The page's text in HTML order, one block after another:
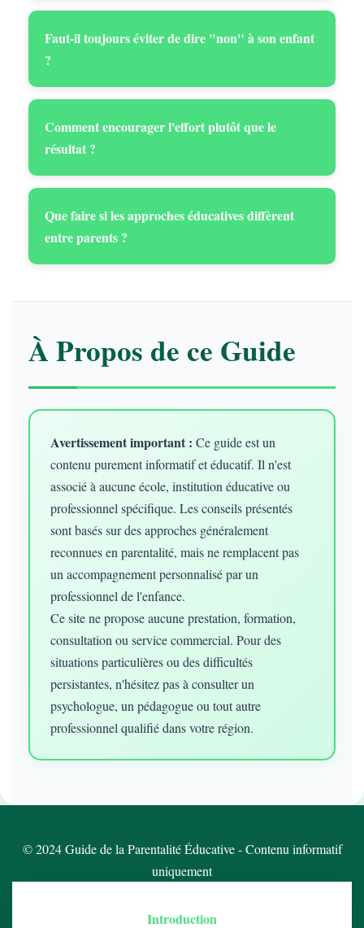
Faut-il toujours éviter de dire "non" à son enfant
?
Comment encourager l'effort plutôt que le
résultat ?
Que faire si les approches éducatives diffèrent
entre parents ?
À Propos de ce Guide
Avertissement important : Ce guide est un
contenu purement informatif et éducatif. Il n'est
associé à aucune école, institution éducative ou
professionnel spécifique. Les conseils présentés
sont basés sur des approches généralement
reconnues en parentalité, mais ne remplacent pas
un accompagnement personnalisé par un
professionnel de l'enfance.
Ce site ne propose aucune prestation, formation,
consultation ou service commercial. Pour des
situations particulières ou des difficultés
persistantes, n'hésitez pas à consulter un
psychologue, un pédagogue ou tout autre
professionnel qualifié dans votre région.
© 2024 Guide de la Parentalité Éducative - Contenu informatif
uniquement
Introduction